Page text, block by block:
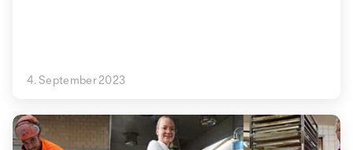
4. September 2023